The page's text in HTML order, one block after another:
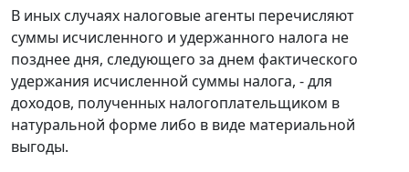
В иных случаях налоговые агенты перечисляют
суммы исчисленного и удержанного налога не
позднее дня, следующего за днем фактического
удержания исчисленной суммы налога, - для
доходов, полученных налогоплательщиком в
натуральной форме либо в виде материальной
выгоды.